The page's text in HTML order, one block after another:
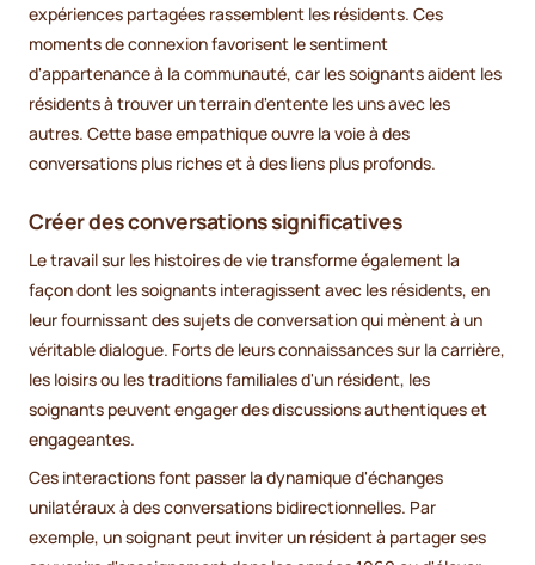
expériences partagées rassemblent les résidents. Ces
moments de connexion favorisent le sentiment
d'appartenance à la communauté, car les soignants aident les
résidents à trouver un terrain d'entente les uns avec les
autres. Cette base empathique ouvre la voie à des
conversations plus riches et à des liens plus profonds.
Créer des conversations significatives
Le travail sur les histoires de vie transforme également la
façon dont les soignants interagissent avec les résidents, en
leur fournissant des sujets de conversation qui mènent à un
véritable dialogue. Forts de leurs connaissances sur la carrière,
les loisirs ou les traditions familiales d'un résident, les
soignants peuvent engager des discussions authentiques et
engageantes.
Ces interactions font passer la dynamique d'échanges
unilatéraux à des conversations bidirectionnelles. Par
exemple, un soignant peut inviter un résident à partager ses